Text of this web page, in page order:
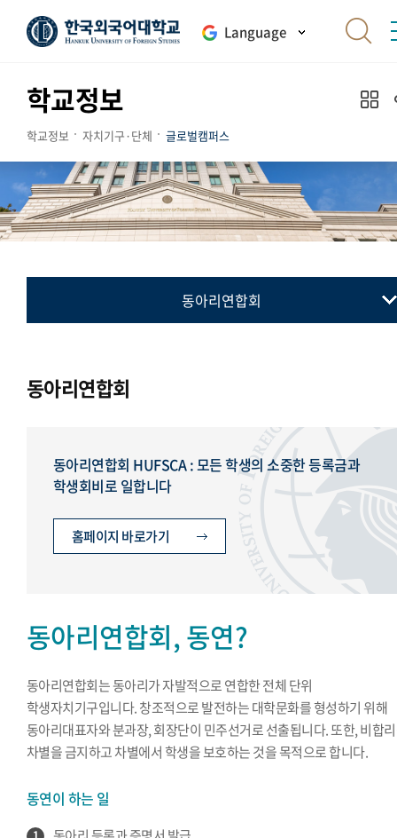
Language
학교정보
학교정보 자치기구·단체 글로벌캠퍼스
동아리연합회
세계민속문화축전준비위원회
동아리연합회
동아리연합회 HUFSCA : 모든 학생의 소중한 등록금과
학생회비로 일합니다
홈페이지 바로가기
동아리연합회, 동연?
동아리연합회는 동아리가 자발적으로 연합한 전체 단위
학생자치기구입니다. 창조적으로 발전하는 대학문화를 형성하기 위해
동아리대표자와 분과장, 회장단이 민주선거로 선출됩니다. 또한, 비합
차별을 금지하고 차별에서 학생을 보호하는 것을 목적으로 합니다.
동연이 하는 일